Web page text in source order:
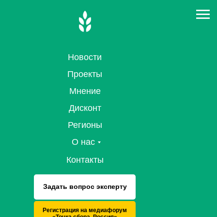
Новости
Проекты
Мнение
Дисконт
Регионы
О нас
Контакты
Задать вопрос эксперту
Регистрация на медиафорум